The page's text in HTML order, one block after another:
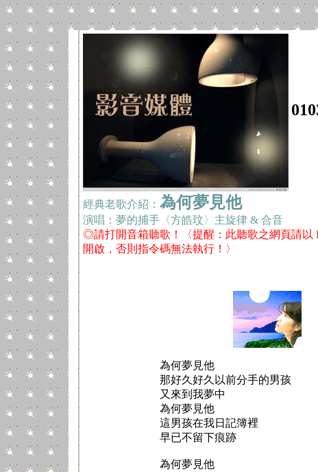
經典老歌介紹： 為何夢見他
演唱：夢的捕手〈方皓玟〉主旋律 & 合音
◎請打開音箱聽歌！〈提醒：此聽歌之網頁請以
開啟，否則指令碼無法執行！〉
為何夢見他
那好久好久以前分手的男孩
又來到我夢中
為何夢見他
這男孩在我日記簿裡
早已不留下痕跡
為何夢見他